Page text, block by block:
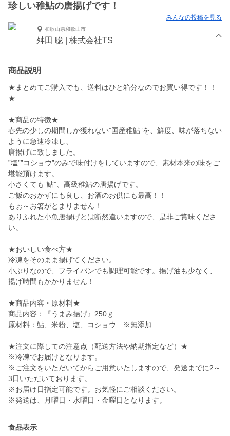
珍しい稚鮎の唐揚げです！
みんなの投稿を見る
和歌山県和歌山市
舛田 聡 | 株式会社TS
商品説明
★まとめてご購入でも、送料はひと箱分なのでお買い得です！！
★
★商品の特徴★
春先の少しの期間しか獲れない”国産稚鮎”を、鮮度、味が落ちない
ように急速冷凍し、
唐揚げに致しました。
”塩””コショウ”のみで味付けをしていますので、素材本来の味をご
堪能頂けます。
小さくても”鮎”、高級稚鮎の唐揚げです。
ご飯のおかずにも良し、お酒のお供にも最高！！
もぉ～お箸がとまりません！
ありふれた小魚唐揚げとは断然違いますので、是非ご賞味くださ
い。
★おいしい食べ方★
冷凍をそのまま揚げてください。
小ぶりなので、フライパンでも調理可能です。揚げ油も少なく、
揚げ時間もかかりません！
★商品内容・原材料★
商品内容：『うまみ揚げ』250ｇ
原材料：鮎、米粉、塩、コショウ ※無添加
★注文に際しての注意点（配送方法や納期指定など）★
※冷凍でお届けとなります。
※ご注文をいただいてからご用意いたしますので、発送までに2～
3日いただいております。
※お届け日指定可能です。お気軽にご相談ください。
※発送は、月曜日・水曜日・金曜日となります。
食品表示